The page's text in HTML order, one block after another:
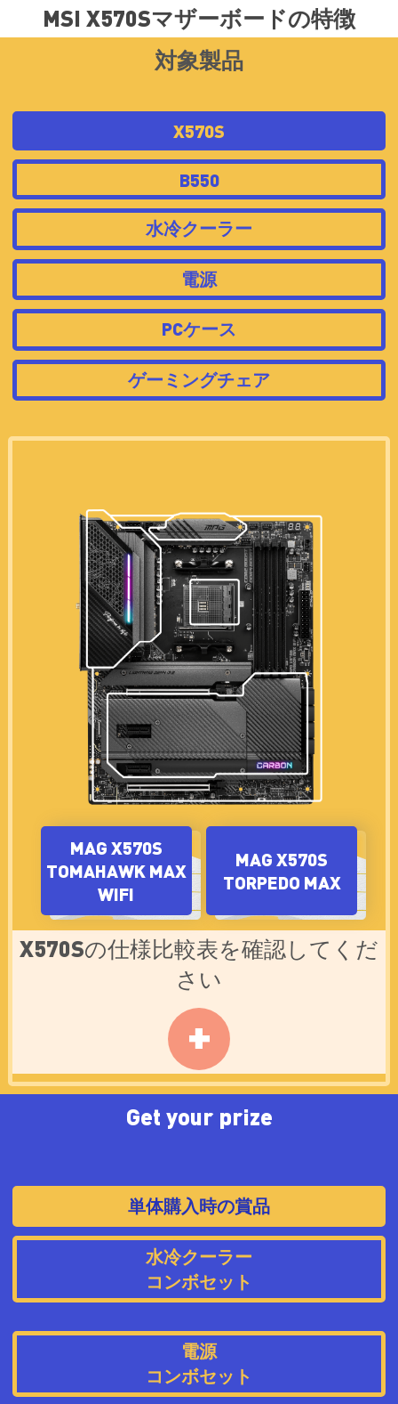
MSI X570Sマザーボードの特徴
対象製品
X570S
B550
水冷クーラー
電源
PCケース
ゲーミングチェア
MAG X570S
TOMAHAWK MAX
WIFI
今すぐ購入！
MAG X570S
TORPEDO MAX
今すぐ購入！
X570Sの仕様比較表を確認してくだ
さい
+
MPG CORELIQUID
K360
今すぐ購入！
MPG CORELIQUID
K240
今すぐ購入！
MAG CORELIQUID
360R
今すぐ購入！
MAG CORELIQUID
280R
今すぐ購入！
MAG CORELIQUID
240R
今すぐ購入！
Get your prize
単体購入時の賞品
水冷クーラー
コンボセット
電源
コンボセット